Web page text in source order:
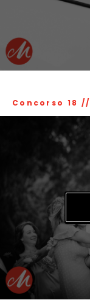
Concorso 18 //